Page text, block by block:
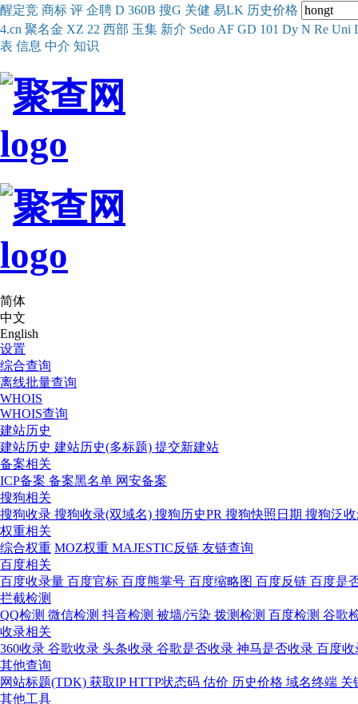
醒定竞 商标 评 企聘 D 360B 搜G 关健 易LK 历史价格
4.cn 聚名金 XZ 22 西部 玉集 新介 Sedo AF GD 101 Dy N Re Uni
表 信息 中介 知识